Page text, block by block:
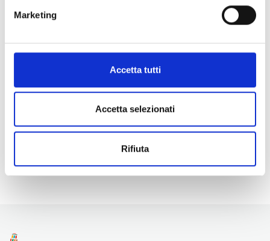
Marketing
Accetta tutti
Accetta selezionati
Rifiuta